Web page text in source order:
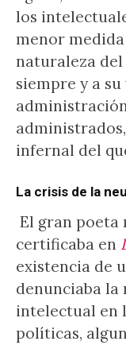
los
menor
naturaleza
siempre y a
infernal del
La crisis de la
El gran poeta
certificaba en
existencia de
denunciaba la
intelectual en
políticas,